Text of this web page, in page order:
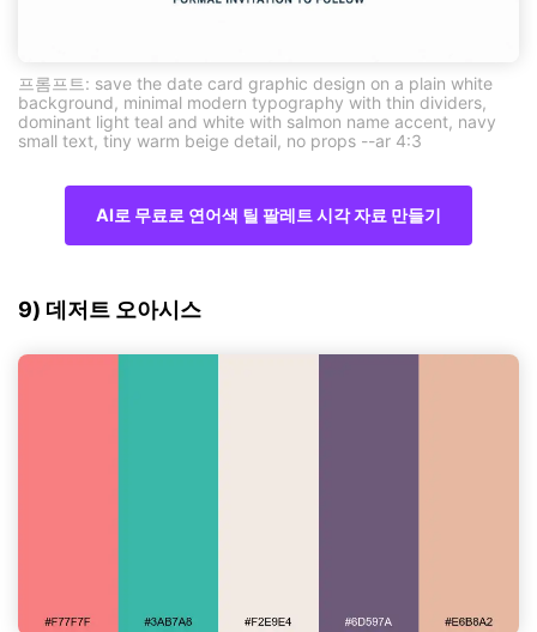
프롬프트: save the date card graphic design on a plain white
background, minimal modern typography with thin dividers,
dominant light teal and white with salmon name accent, navy
small text, tiny warm beige detail, no props --ar 4:3
AI로 무료로 연어색 틸 팔레트 시각 자료 만들기
9) 데저트 오아시스